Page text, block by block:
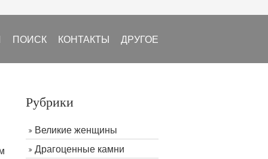
ПОИСК КОНТАКТЫ ДРУГОЕ
Рубрики
Великие женщины
Драгоценные камни